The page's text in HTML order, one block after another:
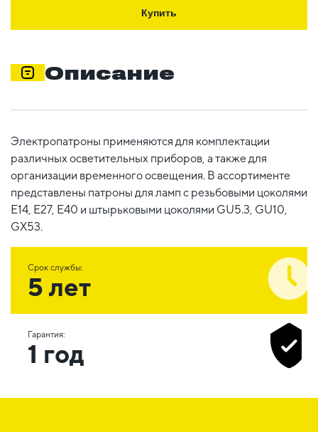
Купить
Описание
Электропатроны применяются для комплектации
различных осветительных приборов, а также для
организации временного освещения. В ассортименте
представлены патроны для ламп с резьбовыми цоколями
E14, E27, E40 и штырьковыми цоколями GU5.3, GU10,
GX53.
Срок службы:
5 лет
Гарантия:
1 год